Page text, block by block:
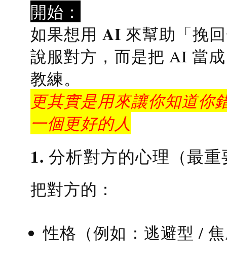
開始：
如果想用 AI 來幫助「挽
說服對方，而是把 AI 當
教練。
更其實是用來讓你知道你
一個更好的人
1. 分析對方的心理（最
把對方的：
性格（例如：逃避型 /